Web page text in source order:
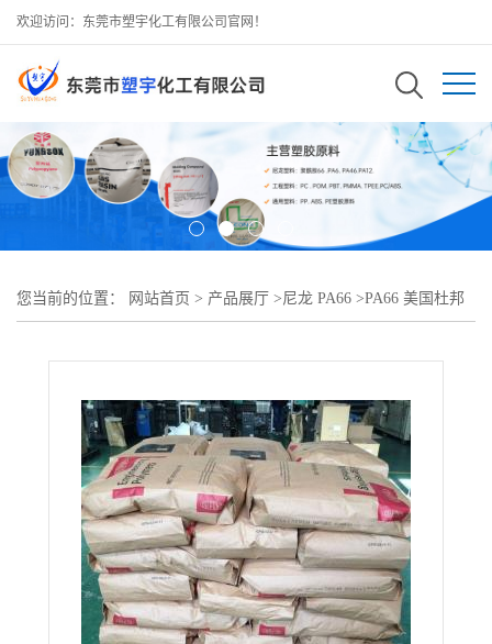
欢迎访问：东莞市塑宇化工有限公司官网！
您当前的位置： 网站首页 > 产品展厅 >尼龙 PA66 >PA66 美国杜邦